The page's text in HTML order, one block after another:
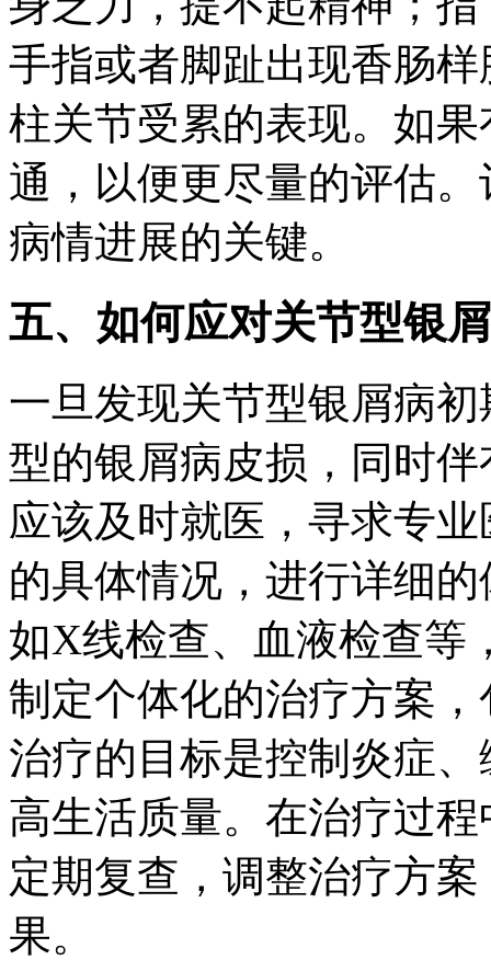
手指或者脚趾出现香肠
柱关节受累的表现。如
通，以便更尽量的评估
病情进展的关键。
五、如何应对关节型银
一旦发现关节型银屑病
型的银屑病皮损，同时
应该及时就医，寻求专
的具体情况，进行详细
如X线检查、血液检查等
制定个体化的治疗方案
治疗的目标是控制炎症
高生活质量。在治疗过
定期复查，调整治疗方
果。